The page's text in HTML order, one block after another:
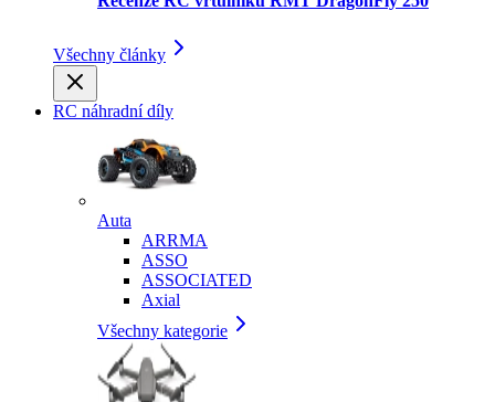
Všechny články
RC náhradní díly
Auta
ARRMA
ASSO
ASSOCIATED
Axial
Všechny kategorie